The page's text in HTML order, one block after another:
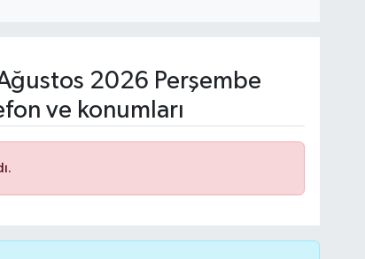
2026 Perşembe
ve konumları